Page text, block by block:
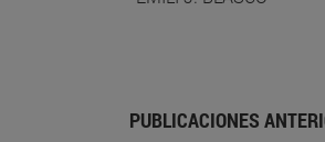
PUBLICACIONES